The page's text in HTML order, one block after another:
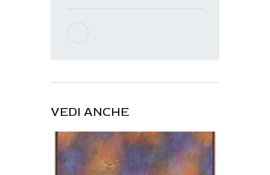
VEDI ANCHE